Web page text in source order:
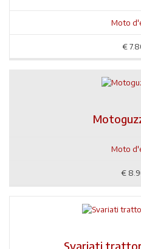
Moto
€
Moto
€
Svariati